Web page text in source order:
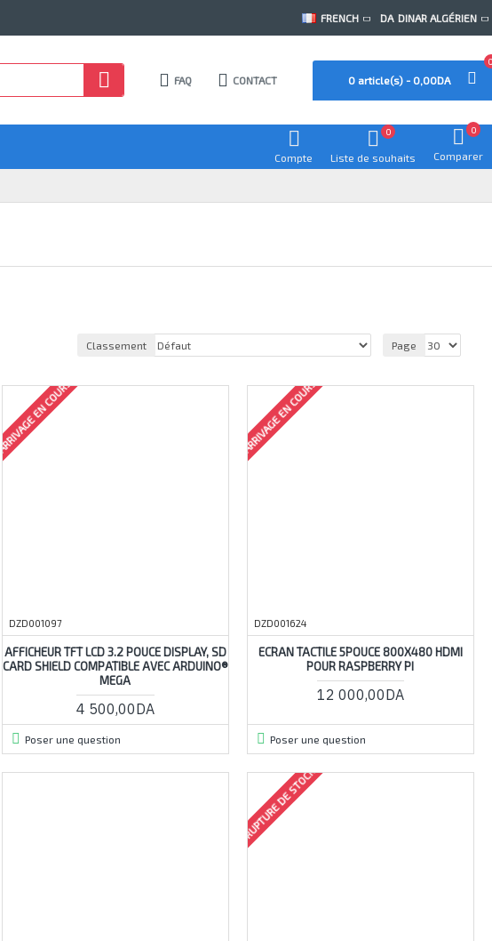
FRENCH DA DINAR ALGÉRIEN
FAQ CONTACT 0 article(s) - 0,00DA
Compte Liste de souhaits
0
Comparer
0
Classement Page
ARRIVAGE EN COURS
DZD001097
AFFICHEUR TFT LCD 3.2 POUCE DISPLAY, SD
CARD SHIELD COMPATIBLE AVEC ARDUINO®
MEGA
4 500,00DA
Poser une question
ARRIVAGE EN COURS
DZD001624
ECRAN TACTILE 5POUCE 800X480 HDMI
POUR RASPBERRY PI
12 000,00DA
Poser une question
RUPTURE DE STOCK